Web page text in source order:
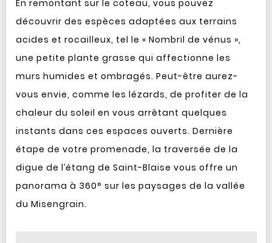
En remontant sur le coteau, vous pouvez
découvrir des espèces adaptées aux terrains
acides et rocailleux, tel le « Nombril de vénus »,
une petite plante grasse qui affectionne les
murs humides et ombragés. Peut-être aurez-
vous envie, comme les lézards, de profiter de la
chaleur du soleil en vous arrêtant quelques
instants dans ces espaces ouverts. Dernière
étape de votre promenade, la traversée de la
digue de l’étang de Saint-Blaise vous offre un
panorama à 360° sur les paysages de la vallée
du Misengrain.